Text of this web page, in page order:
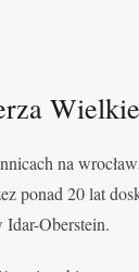
na
ponad 20 lat
Oberstein.